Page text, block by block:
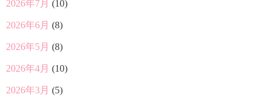
2026年7月 (10)
2026年6月 (8)
2026年5月 (8)
2026年4月 (10)
2026年3月 (5)